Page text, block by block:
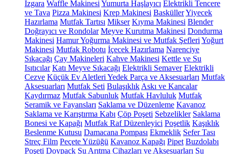
Izgara Waffle Makinesi Yumurta Haşlayıcı Elektrikli Tencere
ve Tava Pizza Makinesi Krep Makinesi BasküllerYiyecek
Hazırlama Mutfak Tartısı Mikser Kıyma Makinesi Blender
Doğrayıcı ve Rondolar Meyve Kurutma Makinesi Dondurma
Makinesi Hamur Yoğurma Makinesi ve Mutfak Şefleri Yoğurt
Makinesi Mutfak Robotu İçecek Hazırlama Narenciye
Sıkacağı Çay Makineleri Kahve Makinesi Kettle ve Su
Isıtıcılar Katı Meyve Sıkacağı Elektrikli Semaver Elektrikli
Cezve Küçük Ev Aletleri Yedek Parça ve Aksesuarları Mutfak
Aksesuarları Mutfak Seti Bulaşıklık Askı ve Kancalar
Kaydırmaz Mutfak Sabunluk Mutfak Havluluk Mutfak
Seramik ve Fayansları Saklama ve Düzenleme Kavanoz
Saklama ve Karıştırma Kabı Çöp Poşeti Sebzelikler Saklama
Bonesi ve Kapağı Mutfak Raf Düzenleyici Poşetlik Kaşıklık
Beslenme Kutusu Damacana Pompası Ekmeklik Sefer Tası
Streç Film Peçete Yüzüğü Kavanoz Kapağı Pipet Buzdolabı
Poşeti Doypack Su Arıtma Cihazları ve Aksesuarları Su